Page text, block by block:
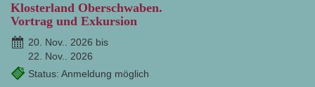
Klosterland Oberschwaben.
Vortrag und Exkursion
20. Nov.. 2026 bis
22. Nov.. 2026
Status: Anmeldung möglich